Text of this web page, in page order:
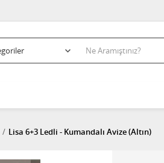
Lisa 6+3 Ledli - Kumandalı Avize (Altın)